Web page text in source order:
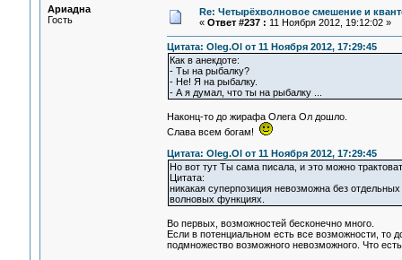
Ариадна
Гость
Re: Четырёхволновое смешение и
« Ответ #237 : 11 Ноября 2012, 19:12:02 »
Цитата: Oleg.Ol от 11 Ноября 2012, 17:29:45
Как в анекдоте:
- Ты на рыбалку?
- Не! Я на рыбалку.
- А я думал, что ты на рыбалку ...
Наконц-то до жирафа Олега Ол дошло.
Слава всем богам!
Цитата: Oleg.Ol от 11 Ноября 2012, 17:29:45
Но вот тут Ты сама писала, и это можно
Цитата:
никакая суперпозиция невозможна без
волновых функциях.
Во первых, возможностей бесконечно много.
Если в потенциальном есть все возможности, то
подмножество возможного невозможного. Что